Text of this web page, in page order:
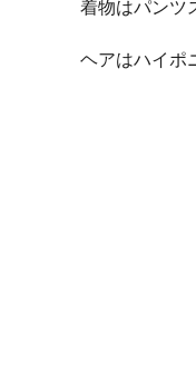
着物はパンツ
ヘアはハイポ